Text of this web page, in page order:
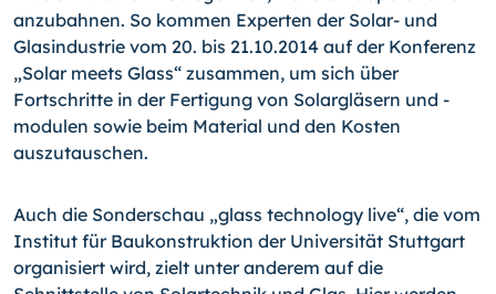
anzubahnen. So kommen Experten der Solar- und
Glasindustrie vom 20. bis 21.10.2014 auf der Kon­ferenz
„Solar meets Glass“ zusammen, um sich über
Fortschritte in der Fertigung von Solargläsern und -
modulen sowie beim Material und den Kosten
auszutauschen.
Auch die Sonderschau „glass technology live“, die vom
Institut für Baukonstruktion der Universität Stuttgart
organisiert wird, zielt unter anderem auf die